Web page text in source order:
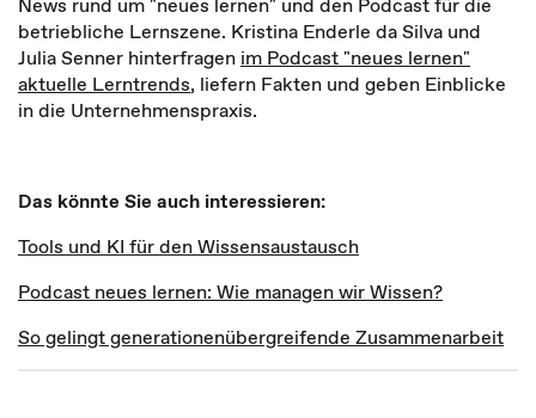
betriebliche Lernszene. Kristina Enderle da Silva und
Julia Senner hinterfragen im Podcast "neues lernen"
aktuelle Lerntrends, liefern Fakten und geben Einblicke
in die Unternehmenspraxis.
Das könnte Sie auch interessieren:
Tools und KI für den Wissensaustausch
Podcast neues lernen: Wie managen wir Wissen?
So gelingt generationenübergreifende Zusammenarbeit